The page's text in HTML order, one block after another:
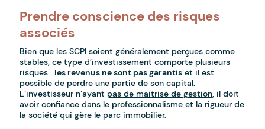
Prendre conscience des risques
associés
Bien que les SCPI soient généralement perçues comme
stables, ce type d’investissement comporte plusieurs
risques :les revenus ne sont pas garantis et il est
possible de perdre une partie de son capital.
L’investisseur n’ayant pas de maitrise de gestion, il doit
avoir confiance dans le professionnalisme et la rigueur de
la société qui gère le parc immobilier.